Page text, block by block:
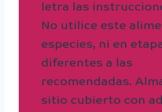
letra las
No utilice este
especies, ni en
diferentes a las
recomendadas.
sitio cubierto con